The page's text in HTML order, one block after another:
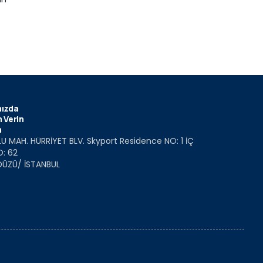
Verin
MAH. HÜRRİYET BLV. Skyport Residence NO: 1 İÇ
62
İSTANBUL